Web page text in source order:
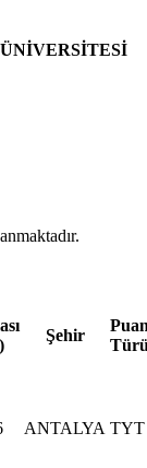
Şehir
ANTALYA TYT